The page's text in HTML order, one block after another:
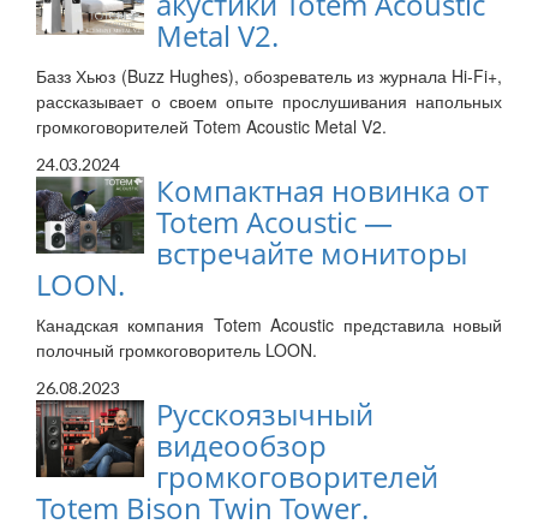
Metal V2.
Базз Хьюз (Buzz Hughes), обозреватель из журнала Hi-Fi+,
рассказывает о своем опыте прослушивания напольных
громкоговорителей Totem Acoustic Metal V2.
24.03.2024
Компактная новинка от
Totem Acoustic —
встречайте мониторы
LOON.
Канадская компания Totem Acoustic представила новый
полочный громкоговоритель LOON.
26.08.2023
Русскоязычный
видеообзор
громкоговорителей
Totem Bison Twin Tower.